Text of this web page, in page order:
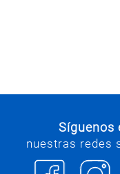
Síguenos
nuestras redes